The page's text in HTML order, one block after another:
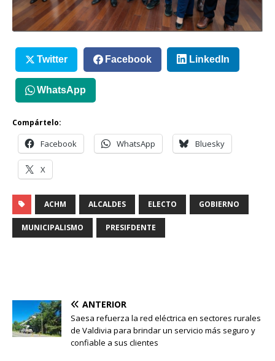
Twitter Facebook LinkedIn
WhatsApp
Compártelo:
Facebook WhatsApp Bluesky
X
ACHM ALCALDES ELECTO GOBIERNO
MUNICIPALISMO PRESIFDENTE
ANTERIOR
Saesa refuerza la red eléctrica en sectores rurales
de Valdivia para brindar un servicio más seguro y
confiable a sus clientes